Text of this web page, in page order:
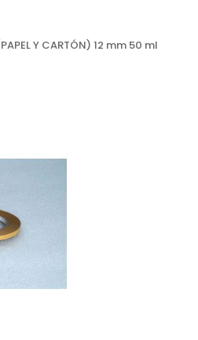
Y CARTÓN) 12 mm 50 ml